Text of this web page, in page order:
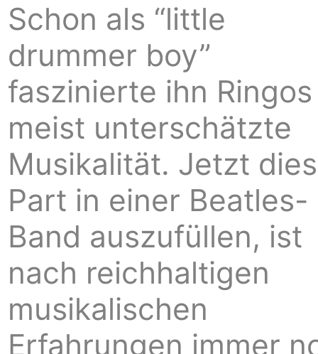
Schon als “little
drummer boy”
faszinierte ihn Ringos
meist unterschätzte
Musikalität. Jetzt
Part in einer Beatles-
Band auszufüllen, ist
nach reichhaltigen
musikalischen
Erfahrungen immer